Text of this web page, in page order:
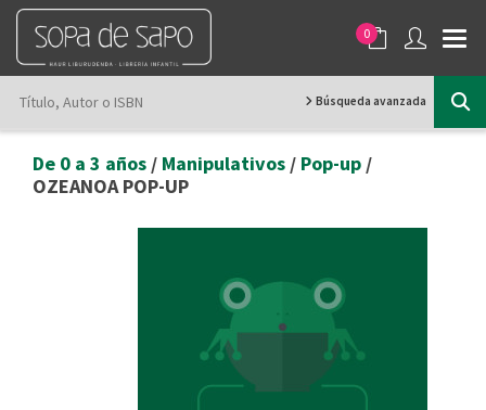
0
Búsqueda avanzada
De 0 a 3 años / Manipulativos / Pop-up /
OZEANOA POP-UP